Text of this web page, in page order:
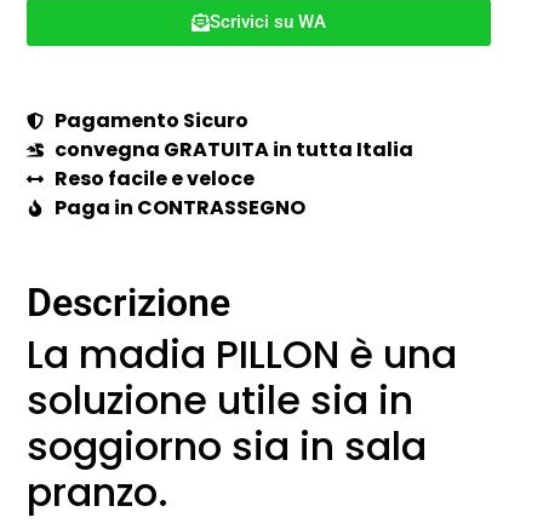
Scrivici su WA
Pagamento Sicuro
convegna GRATUITA in tutta Italia
Reso facile e veloce
Paga in CONTRASSEGNO
Descrizione
La madia PILLON è una
soluzione utile sia in
soggiorno sia in sala
pranzo.